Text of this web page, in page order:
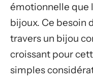
émotionnelle que
bijoux. Ce besoin
travers un bijou
croissant pour
simples